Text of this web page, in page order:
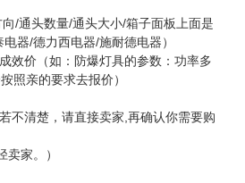
/通头数量/通头大小/箱子面板上面是
器/德力西电器/施耐德电器）
效价（如：防爆灯具的参数：功率多
照亲的要求去报价）
不清楚，请直接卖家,再确认你需要购
家。）